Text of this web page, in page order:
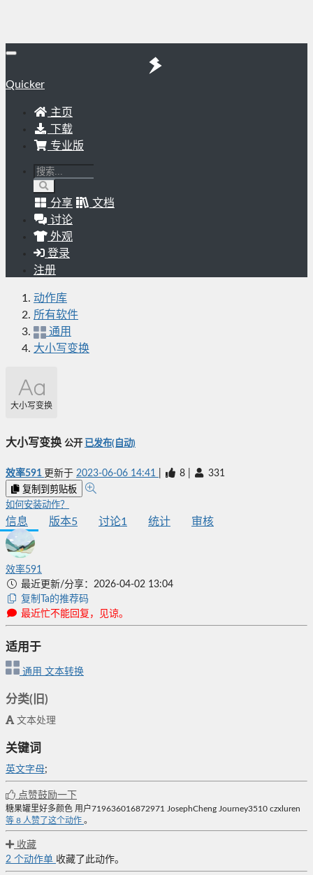
Quicker
主页
下载
专业版
分享
文档
讨论
外观
登录
注册
动作库
所有软件
通用
大小写变换
大小写变换
大小写变换 公开 已发布(自动)
效率591 更新于 2023-06-06 14:41 8 331
复制到剪贴板
如何安装动作？
信息 版本5 讨论1 统计 审核
效率591
最近更新/分享：2026-04-02 13:04
复制Ta的推荐码
最近忙不能回复，见谅。
适用于
通用 文本转换
分类(旧)
文本处理
关键词
英文字母;
点赞鼓励一下
糖果罐里好多颜色 用户719636016872971 JosephCheng Journey3510 czxluren
等 8 人赞了这个动作 。
收藏
2 个动作单 收藏了此动作。